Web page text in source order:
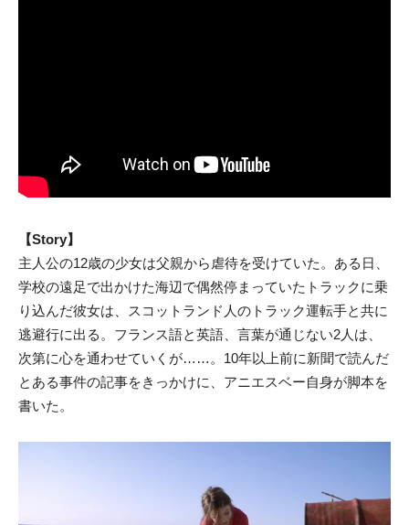
【Story】
主人公の12歳の少女は父親から虐待を受けていた。ある日、
学校の遠足で出かけた海辺で偶然停まっていたトラックに乗
り込んだ彼女は、スコットランド人のトラック運転手と共に
逃避行に出る。フランス語と英語、言葉が通じない2人は、
次第に心を通わせていくが……。10年以上前に新聞で読んだ
とある事件の記事をきっかけに、アニエスベー自身が脚本を
書いた。